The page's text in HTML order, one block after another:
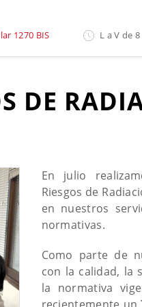
1270 BIS L a V de
DE
En julio
Riesgos de
en nuestros
normativas.
Como parte de
con la calidad, la
la normativa